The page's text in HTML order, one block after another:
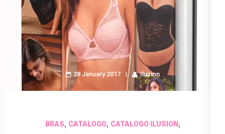
28 January 2017 Ilusion
BRAS, CATALOGO, CATALOGO ILUSION,